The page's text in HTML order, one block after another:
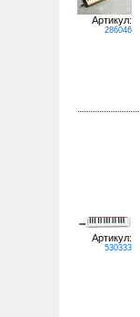
Артикул:
286046
Артикул:
530333